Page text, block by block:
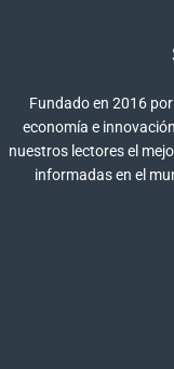
Fundado en 2016
economía e
nuestros lectores el
informadas en el